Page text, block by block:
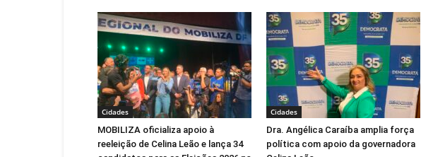
Cidades
MOBILIZA oficializa apoio à
reeleição de Celina Leão e lança 34
Cidades
Dra. Angélica Caraíba amplia força
política com apoio da governadora